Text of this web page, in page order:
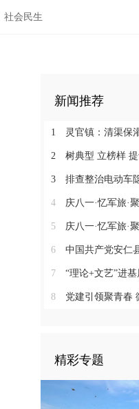
社会民生
新闻推荐
1 灵官镇：清渠保
2 树典型 立榜样 提士气 振精神丨
3 排查整治电动车隐
4 庆八一·忆军旅·聚兵心·
5 庆八一·忆军旅·聚兵心·
6 中国共产党安仁县第十四届
7 “理论+文艺”进
8 党建引领聚青春
精彩专题